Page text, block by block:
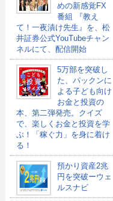
めの新感覚FX
番組 『教え
て！一夜漬け先生』を、松
井証券公式YouTubeチャン
ネルにて、配信開始
5万部を突破し
た、パックンに
よる子ども向け
お金と投資の
本、第二弾発売。クイズ
で、楽しくお金と投資を学
ぶ！「稼ぐ力」を身に着け
る！
預かり資産2兆
円を突破ーウェ
ルスナビ